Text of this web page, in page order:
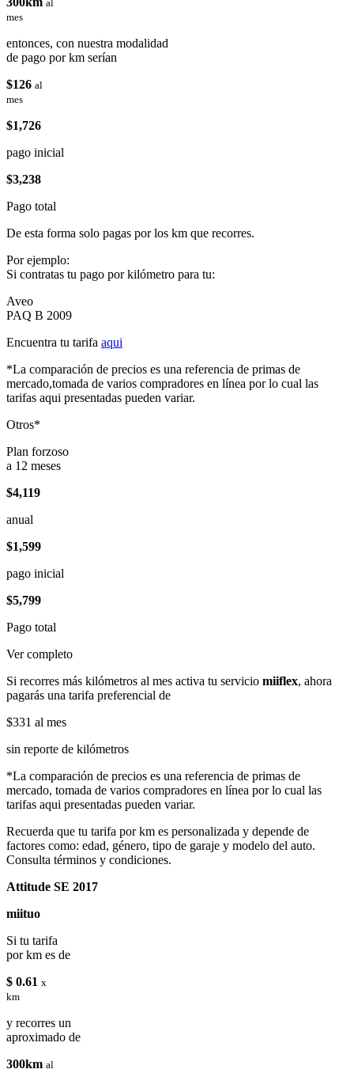
al
mes
entonces, con nuestra modalidad
de pago por km serían
$126 al
mes
$1,726
pago inicial
$3,238
Pago total
De esta forma solo pagas por los km que recorres.
Por ejemplo:
Si contratas tu pago por kilómetro para tu:
Aveo
PAQ B 2009
Encuentra tu tarifa aqui
*La comparación de precios es una referencia de primas de
mercado,tomada de varios compradores en línea por lo cual las
tarifas aqui presentadas pueden variar.
Otros*
Plan forzoso
a 12 meses
$4,119
anual
$1,599
pago inicial
$5,799
Pago total
Ver completo
Si recorres más kilómetros al mes activa tu servicio miiflex, ahora
pagarás una tarifa preferencial de
$331 al mes
sin reporte de kilómetros
*La comparación de precios es una referencia de primas de
mercado, tomada de varios compradores en línea por lo cual las
tarifas aqui presentadas pueden variar.
Recuerda que tu tarifa por km es personalizada y depende de
factores como: edad, género, tipo de garaje y modelo del auto.
Consulta términos y condiciones.
Attitude SE 2017
miituo
Si tu tarifa
por km es de
$ 0.61 x
km
y recorres un
aproximado de
300km al